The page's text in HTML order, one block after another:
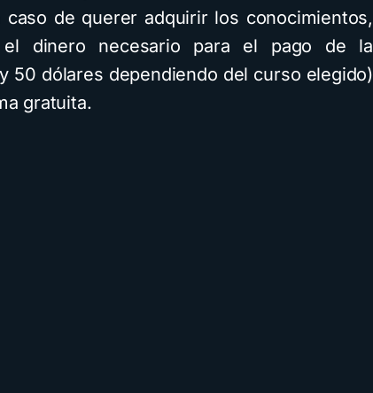
de querer adquirir los conocimientos,
dinero necesario para el pago de la
50 dólares dependiendo del curso elegido)
gratuita.